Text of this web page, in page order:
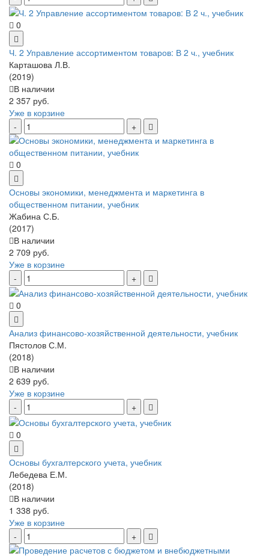
0
Ч. 2 Управление ассортиментом товаров: В 2 ч., учебник
Карташова Л.В.
(2019)
В наличии
2 357 руб.
Уже в корзине
0
Основы экономики, менеджмента и маркетинга в
общественном питании, учебник
Жабина С.Б.
(2017)
В наличии
2 709 руб.
Уже в корзине
0
Анализ финансово-хозяйственной деятельности, учебник
Пястолов С.М.
(2018)
В наличии
2 639 руб.
Уже в корзине
0
Основы бухгалтерского учета, учебник
Лебедева Е.М.
(2018)
В наличии
1 338 руб.
Уже в корзине